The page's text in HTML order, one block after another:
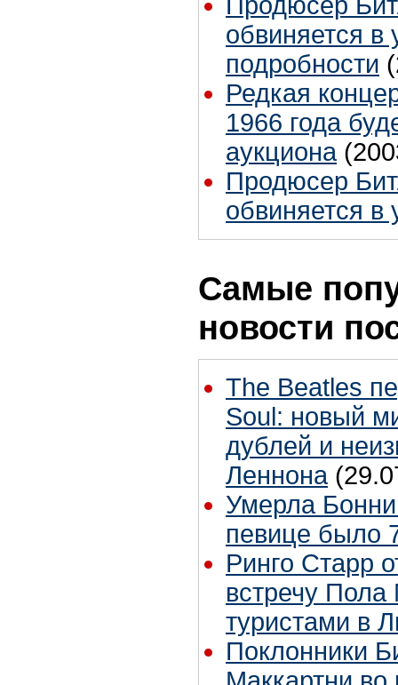
обвиняется в
подробности
Редкая
1966 года
аукциона
Продюсер
обвиняется в
Самые
новости
The Beatles
Soul: новый
дублей и
Леннона
Умерла
певице было
Ринго Старр
встречу Пола
туристами в
Поклонники